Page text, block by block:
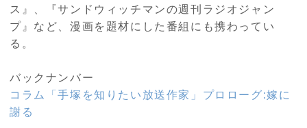
ス』、『サンドウィッチマンの週刊ラジオジャン
プ』など、漫画を題材にした番組にも携わってい
る。
バックナンバー
コラム「手塚を知りたい放送作家」プロローグ:嫁に
謝る